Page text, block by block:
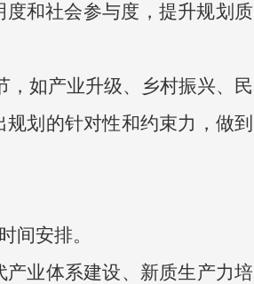
和社会参与度，提升规划质
，如产业升级、乡村振兴、民
划的针对性和约束力，做到
间安排。
业体系建设、新质生产力培